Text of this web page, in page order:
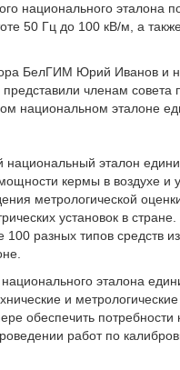
национального эталона
50 Гц до 100 кВ/м, а
БелГИМ Юрий Иванов и
членам
национальном эталоне
эталон
кермы в воздухе
метрологической
установок в
100 разных типов средств
национального эталона
и
обеспечить
работ по